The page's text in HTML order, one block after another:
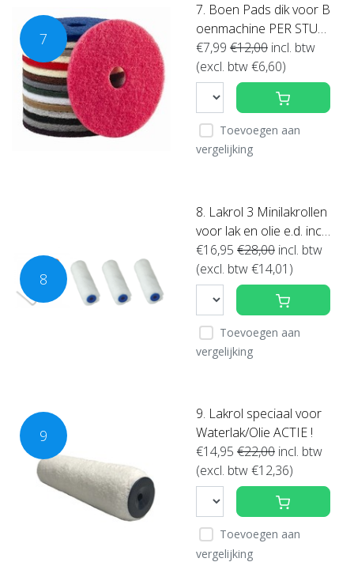
7
7. Boen Pads dik voor B
oenmachine PER STUK
(klik hier voor maten en
kleuren)
€7,99 €12,00 incl. btw
(excl. btw €6,60)
Toevoegen aan
vergelijking
8
8. Lakrol 3 Minilakrollen
voor lak en olie e.d. incl
beugel ACTIE !
€16,95 €28,00 incl. btw
(excl. btw €14,01)
Toevoegen aan
vergelijking
9
9. Lakrol speciaal voor
Waterlak/Olie ACTIE !
€14,95 €22,00 incl. btw
(excl. btw €12,36)
Toevoegen aan
vergelijking